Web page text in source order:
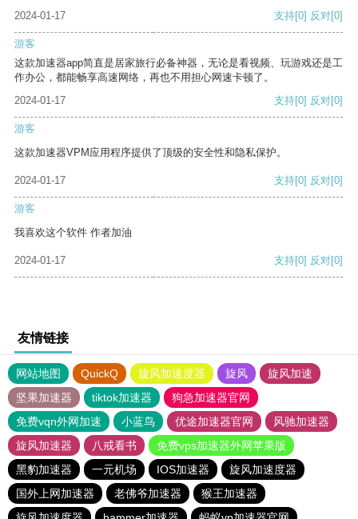
2024-01-17
支持[0] 反对[0]
游客
这款加速器app简直是居家旅行必备神器，无论是看视频、玩游戏还是工
作办公，都能畅享高速网络，再也不用担心网速卡顿了。
2024-01-17
支持[0] 反对[0]
游客
这款加速器VPM应用程序提供了顶级的安全性和隐私保护。
2024-01-17 支持[0] 反对[0]
游客
我喜欢这个软件 作者加油
2024-01-17 支持[0] 反对[0]
友情链接
网站地图 QuickQ 旋风加速度器 旋风
旋风加速
坚果加速器
tiktok加速器
狗急加速器官网
免费vqn外网加速
小蓝鸟 优途加速器官网
风驰加速器
旋风加速器
八戒看书
免费vps加速器外网苹果版
黑豹加速器
一元机场 IOS加速器
旋风加速度器
国外上网加速器
老佛爷加速器
猴王加速器